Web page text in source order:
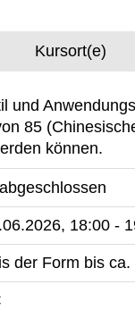
Kursort(e)
und
85
können.
18:00 -
der Form bis